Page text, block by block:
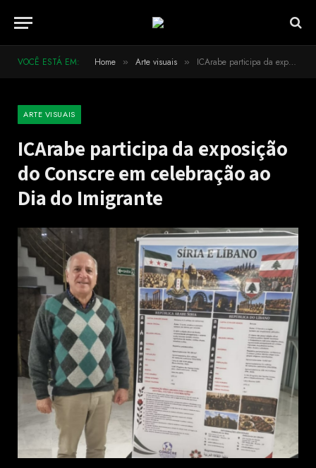
VOCÊ ESTÁ EM: Home » Arte visuais » ICArabe participa da exposição do Conscre em celebração ao Dia do Imigrante
ARTE VISUAIS
ICArabe participa da exposição
do Conscre em celebração ao
Dia do Imigrante